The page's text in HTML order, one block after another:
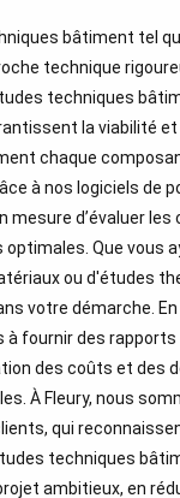
bâtiment tel
technique
techniques
la viabilité
chaque
à nos logiciels de
mesure d’évaluer
Que vous
ou d'études
votre démarche.
fournir des
des coûts et des
À Fleury, nous
qui
techniques
ambitieux, en